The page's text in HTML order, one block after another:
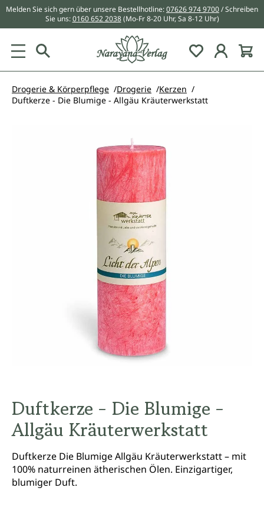
springen
Melden Sie sich gern über unsere Bestellhotline:07626 974 9700/ Schreiben
Sie uns:0160 652 2038 (Mo-Fr 8-20 Uhr, Sa 8-12 Uhr)
Du hast 0
Drogerie & Körperpflege Drogerie
Kerzen
Duftkerze - Die Blumige - Allgäu Kräuterwerkstatt
Duftkerze - Die Blumige -
Allgäu Kräuterwerkstatt
Duftkerze Die Blumige Allgäu Kräuterwerkstatt – mit
100% naturreinen ätherischen Ölen. Einzigartiger,
blumiger Duft.